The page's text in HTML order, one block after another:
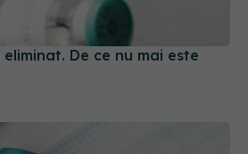
De ce nu mai este